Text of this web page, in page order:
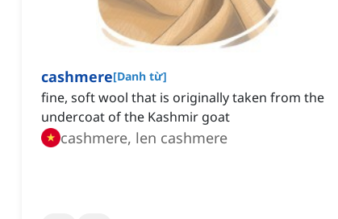
cashmere[Danh từ]
fine, soft wool that is originally taken from the
undercoat of the Kashmir goat
cashmere, len cashmere